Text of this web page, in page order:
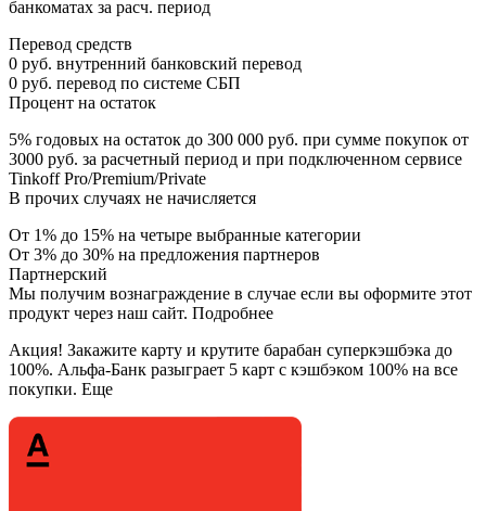
банкоматах за расч. период
Перевод средств
0 руб. внутренний банковский перевод
0 руб. перевод по системе СБП
Процент на остаток
5% годовых на остаток до 300 000 руб. при сумме покупок от
3000 руб. за расчетный период и при подключенном сервисе
Tinkoff Pro/Premium/Private
В прочих случаях не начисляется
От 1% до 15% на четыре выбранные категории
От 3% до 30% на предложения партнеров
Партнерский
Мы получим вознаграждение в случае если вы оформите этот
продукт через наш сайт. Подробнее
Акция! Закажите карту и крутите барабан суперкэшбэка до
100%. Альфа-Банк разыграет 5 карт с кэшбэком 100% на все
покупки. Еще